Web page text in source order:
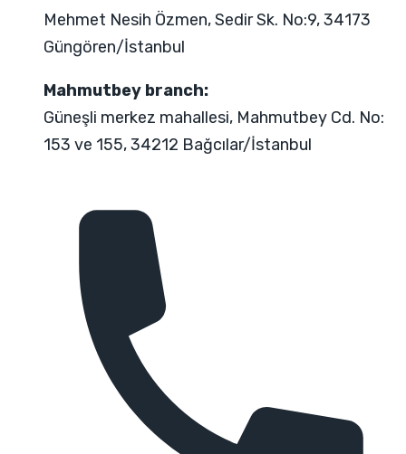
Mehmet Nesih Özmen, Sedir Sk. No:9, 34173
Güngören/İstanbul
Mahmutbey branch:
Güneşli merkez mahallesi, Mahmutbey Cd. No:
153 ve 155, 34212 Bağcılar/İstanbul